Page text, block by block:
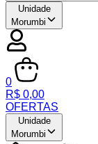
Unidade
Morumbi
0
R$ 0,00
OFERTAS
Unidade
Morumbi